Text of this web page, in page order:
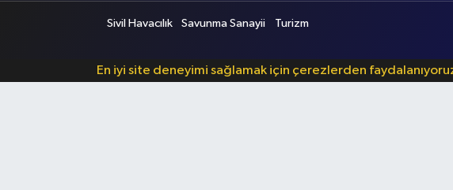
Sivil Havacılık Savunma Sanayii Turizm
En iyi site deneyimi sağlamak için çerezlerden